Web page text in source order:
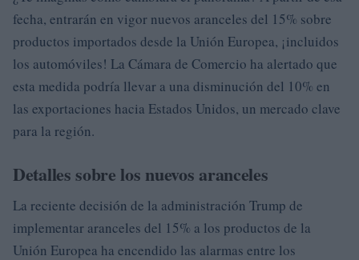
fecha, entrarán en vigor nuevos aranceles del 15% sobre
productos importados desde la Unión Europea, ¡incluidos
los automóviles! La Cámara de Comercio ha alertado que
esta medida podría llevar a una disminución del 10% en
las exportaciones hacia Estados Unidos, un mercado clave
para la región.
Detalles sobre los nuevos aranceles
La reciente decisión de la administración Trump de
implementar aranceles del 15% a los productos de la
Unión Europea ha encendido las alarmas entre los